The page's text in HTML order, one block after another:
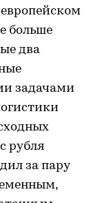
больше
два
задачами
рубля
за пару